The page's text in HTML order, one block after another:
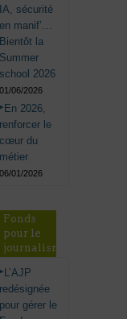
IA, sécurité
en manif’…
Bientôt la
Summer
school 2026
01/06/2026
En 2026,
renforcer le
cœur du
métier
06/01/2026
Fonds
pour le
journalisme
L’AJP
redésignée
pour gérer le